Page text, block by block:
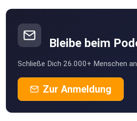
Bleibe beim
Schließe Dich 26.000+ Menschen
Zur Anmeldung